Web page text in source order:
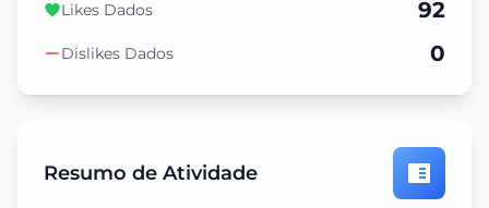
Likes Dados 92
Dislikes Dados 0
Resumo de Atividade